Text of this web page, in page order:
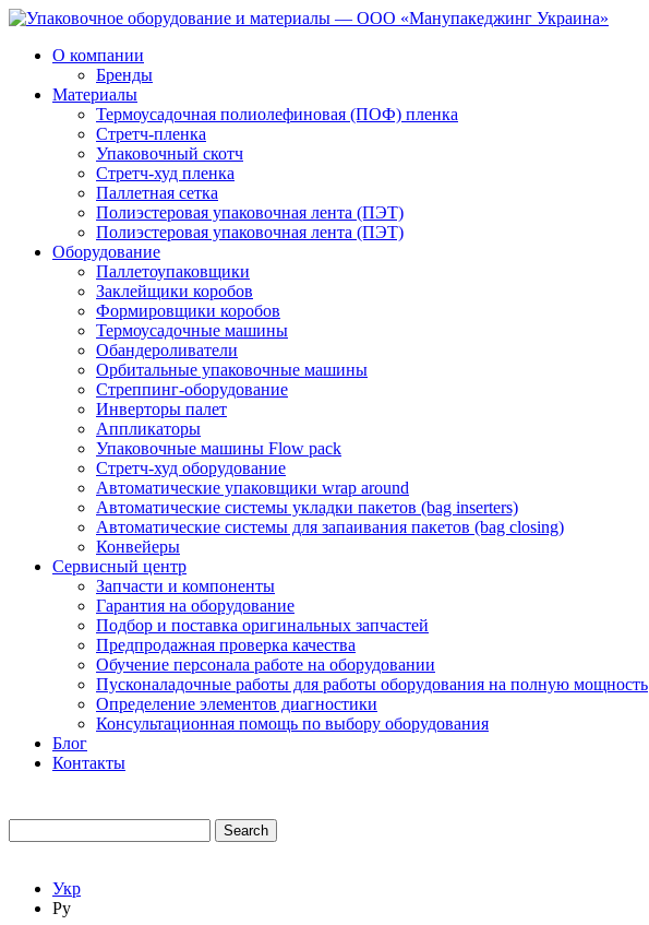
О компании
Бренды
Материалы
Термоусадочная полиолефиновая (ПОФ) пленка
Стретч-пленка
Упаковочный скотч
Стретч-худ пленка
Паллетная сетка
Полиэстеровая упаковочная лента (ПЭТ)
Полиэстеровая упаковочная лента (ПЭТ)
Оборудование
Паллетоупаковщики
Заклейщики коробов
Формировщики коробов
Термоусадочные машины
Обандероливатели
Орбитальные упаковочные машины
Стреппинг-оборудование
Инверторы палет
Аппликаторы
Упаковочные машины Flow pack
Стретч-худ оборудование
Автоматические упаковщики wrap around
Автоматические системы укладки пакетов (bag inserters)
Автоматические системы для запаивания пакетов (bag closing)
Конвейеры
Сервисный центр
Запчасти и компоненты
Гарантия на оборудование
Подбор и поставка оригинальных запчастей
Предпродажная проверка качества
Обучение персонала работе на оборудовании
Пусконаладочные работы для работы оборудования на полную мощность
Определение элементов диагностики
Консультационная помощь по выбору оборудования
Блог
Контакты
Search
Укр
Ру